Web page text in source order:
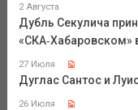
2 Августа
Дубль Секулича
«СКА‑Хабаровском»
27 Июля
Дуглас Сантос и
26 Июля